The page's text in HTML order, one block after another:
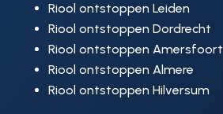
Riool ontstoppen Leiden
Riool ontstoppen Dordrecht
Riool ontstoppen Amersfoort
Riool ontstoppen Almere
Riool ontstoppen Hilversum